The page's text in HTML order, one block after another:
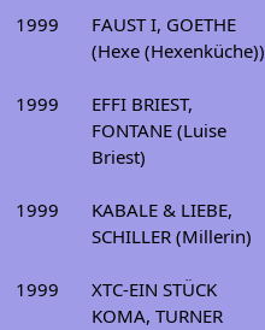
1999
FAUST I, GOETHE
(Hexe (Hexenküche))
1999
EFFI BRIEST,
FONTANE (Luise
Briest)
1999
KABALE & LIEBE,
SCHILLER (Millerin)
1999
XTC-EIN STÜCK
KOMA, TURNER